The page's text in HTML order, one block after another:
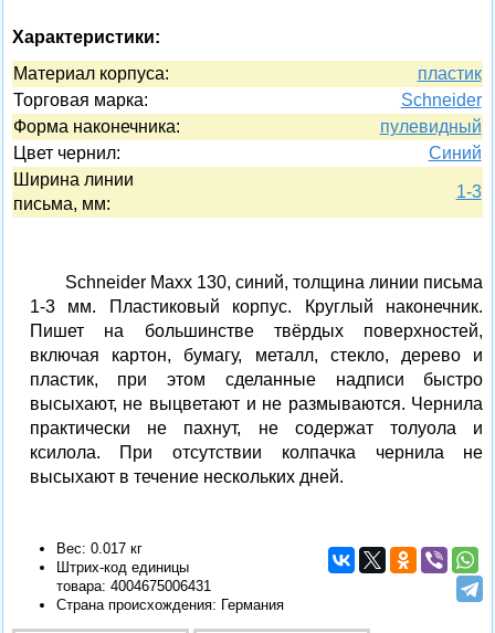
Характеристики:
Материал корпуса:
пластик
Торговая марка:
Schneider
Форма наконечника:
пулевидный
Цвет чернил:
Синий
Ширина линии
письма, мм:
1-3
Schneider Maxx 130, синий, толщина линии письма
1-3 мм. Пластиковый корпус. Круглый наконечник.
Пишет на большинстве твёрдых поверхностей,
включая картон, бумагу, металл, стекло, дерево и
пластик, при этом сделанные надписи быстро
высыхают, не выцветают и не размываются. Чернила
практически не пахнут, не содержат толуола и
ксилола. При отсутствии колпачка чернила не
высыхают в течение нескольких дней.
Вес: 0.017 кг
Штрих-код единицы
товара: 4004675006431
Страна происхождения: Германия